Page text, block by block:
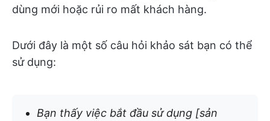
dùng mới hoặc rủi ro mất khách hàng.
Dưới đây là một số câu hỏi khảo sát bạn có thể
sử dụng:
Bạn thấy việc bắt đầu sử dụng [sản